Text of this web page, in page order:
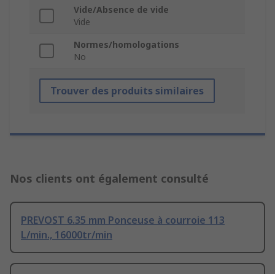
Vide/Absence de vide
Vide
Normes/homologations
No
Trouver des produits similaires
Nos clients ont également consulté
PREVOST 6.35 mm Ponceuse à courroie 113
L/min., 16000tr/min